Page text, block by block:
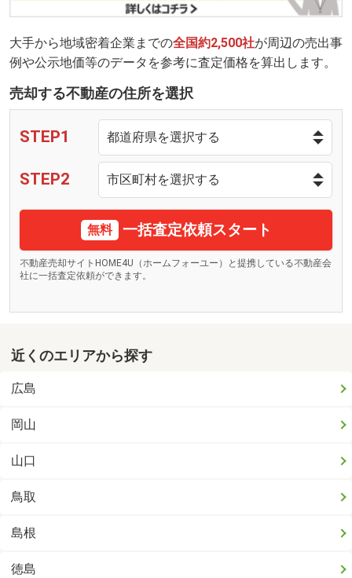
大手から地域密着企業までの全国約2,500社が周辺の売出事
例や公示地価等のデータを参考に査定価格を算出します。
売却する不動産の住所を選択
STEP1
STEP2
無料 一括査定依頼スタート
不動産売却サイトHOME4U（ホームフォーユー）と提携している不動産会
社に一括査定依頼ができます。
近くのエリアから探す
広島
岡山
山口
鳥取
島根
徳島